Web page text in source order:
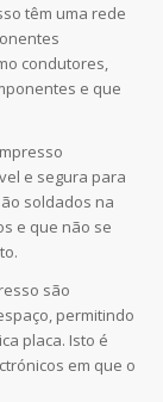
têm uma rede
condutores,
e que
e segura para
soldados na
e que não se
são
permitindo
placa. Isto é
em que o